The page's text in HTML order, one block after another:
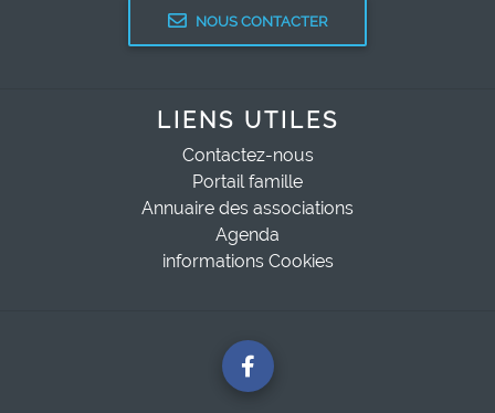
NOUS CONTACTER
LIENS UTILES
Contactez-nous
Portail famille
Annuaire des associations
Agenda
informations Cookies